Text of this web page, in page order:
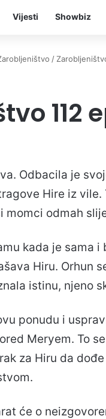
Vijesti Showbiz
/
112
Odbacila je
Hire iz
odmah
kada je sama
Hiru. Orhun
istinu, njeno
ponudu i
Meryem. To
za Hiru da
će o